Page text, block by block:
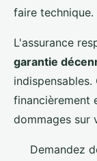
faire technique.
L'assurance
garantie
financièrement
dommages sur
Demandez